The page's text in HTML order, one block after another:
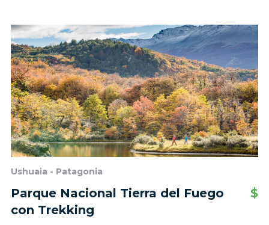
Ushuaia - Patagonia
Parque Nacional Tierra del Fuego
con Trekking
$